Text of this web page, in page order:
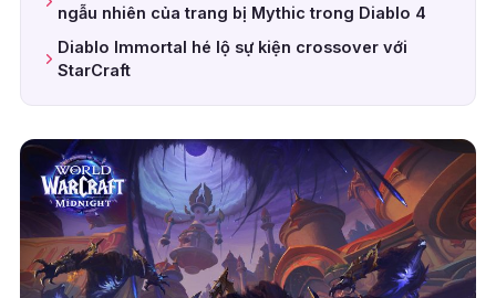
ngẫu nhiên của trang bị Mythic trong Diablo 4
Diablo Immortal hé lộ sự kiện crossover với
StarCraft